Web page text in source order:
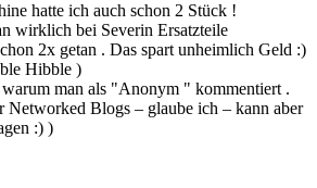
hatte ich auch schon 2 Stück !
wirklich bei Severin Ersatzteile
2x getan . Das spart unheimlich Geld :)
Hibble )
warum man als "Anonym " kommentiert .
Networked Blogs – glaube ich – kann aber
:) )